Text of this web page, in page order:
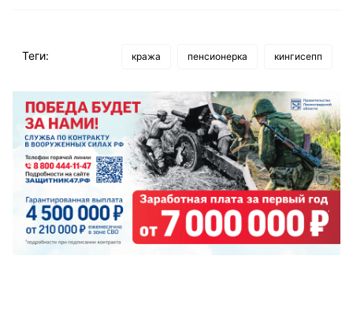
Теги: кража пенсионерка кингисепп